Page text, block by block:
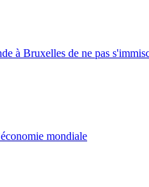
à Bruxelles de ne pas
mondiale